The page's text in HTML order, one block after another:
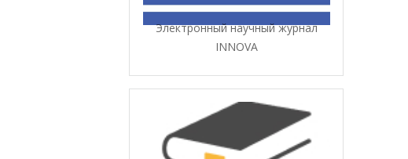
Электронный научный журнал
INNOVA